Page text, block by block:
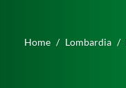
Home Lombardia